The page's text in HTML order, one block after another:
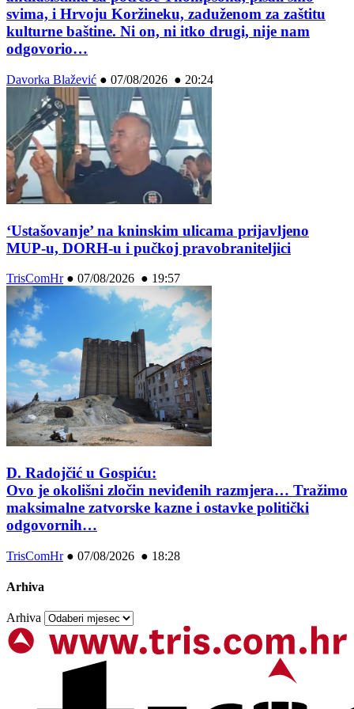
svima, i Hrvoju Koržineku, zaduženom za zaštitu
kulturne baštine. Ni on, ni itko drugi, nije nam
odgovorio…
Davorka Blažević ● 07/08/2026 ● 20:24
‘Ustašovanje’ na kninskim ulicama prijavljeno
MUP-u, DORH-u i pučkoj pravobraniteljici
TrisComHr● 07/08/2026 ● 19:57
D. Radojčić u Gospiću:
Ovo je okolišni zločin neviđenih razmjera… Tražimo
maksimalne zatvorske kazne i ostavke politički
odgovornih…
TrisComHr● 07/08/2026 ● 18:28
Arhiva
Arhiva